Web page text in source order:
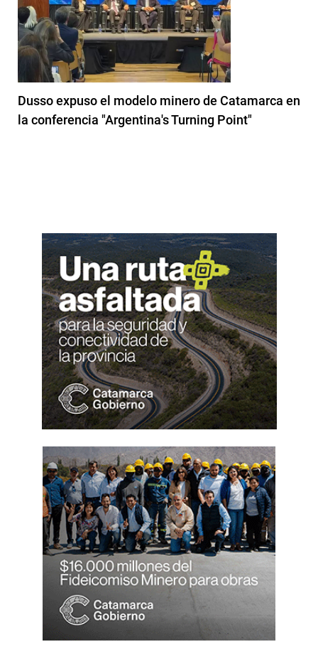
Dusso expuso el modelo minero de Catamarca en
la conferencia "Argentina's Turning Point"